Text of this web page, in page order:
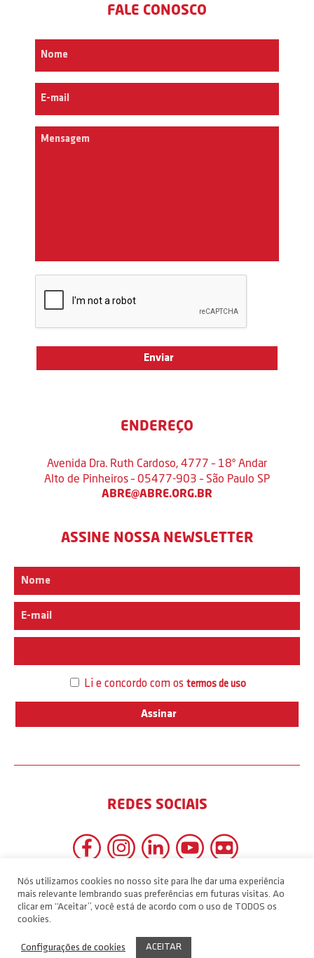
FALE CONOSCO
ENDEREÇO
Avenida Dra. Ruth Cardoso, 4777 – 18º Andar
Alto de Pinheiros – 05477-903 – São Paulo SP
ABRE@ABRE.ORG.BR
ASSINE NOSSA NEWSLETTER
Li e concordo com os termos de uso
REDES SOCIAIS
Nós utilizamos cookies no nosso site para lhe dar uma experiência
mais relevante lembrando suas preferências em futuras visitas. Ao
clicar em “Aceitar”, você está de acordo com o uso de TODOS os
cookies.
Configurações de cookies ACEITAR